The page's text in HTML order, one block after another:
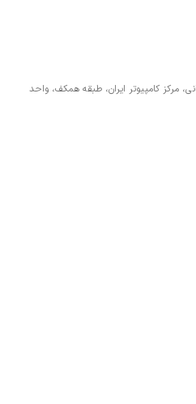
مرکز کامپیوتر ایران، طبقه همکف، واحد